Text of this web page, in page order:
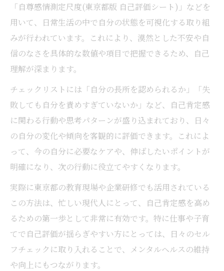
自己肯定感尺度を活用した気持ちの変化可
視化術
東京都の自己評価シートで継続測定する習
慣化のコツ
自尊感情測定尺度が毎日に与えるポジティ
ブな影響
ローゼンバーグ自尊感情テストによる自己
肯定感確認法
自己肯定感尺度で心の成長を実感しよう
自己肯定感尺度とは何か東京都での活用事
自尊感情尺度10項目で心の成長を見える化
ローゼンバーグ自尊感情テストの活用ポイ
東京都教職員研修センター資料を使った成
長記録法
「自尊感情測定尺度(東京都版 自己評価シート)」などを
用いて、日常生活の中で自分の状態を可視化する取り組
みが行われています。これにより、漠然とした不安や自
信のなさを具体的な数値や項目で把握できるため、自己
理解が深まります。
チェックリストには「自分の長所を認められるか」「失
敗しても自分を責めすぎていないか」など、自己肯定感
に関わる行動や思考パターンが盛り込まれており、日々
の自分の変化や傾向を客観的に評価できます。これによ
って、今の自分に必要なケアや、伸ばしたいポイントが
明確になり、次の行動に役立てやすくなります。
実際に東京都の教育現場や企業研修でも活用されている
この方法は、忙しい現代人にとって、自己肯定感を高め
るための第一歩として非常に有効です。特に仕事や子育
てで自己評価が揺らぎやすい方にとっては、日々のセル
フチェックに取り入れることで、メンタルヘルスの維持
や向上にもつながります。